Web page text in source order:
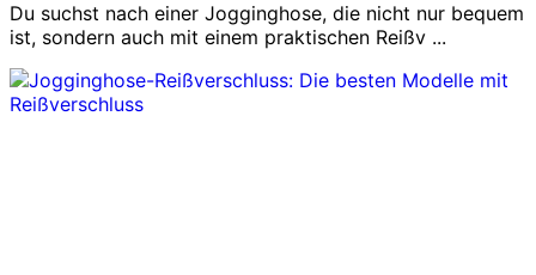
Du suchst nach einer Jogginghose, die nicht nur bequem
ist, sondern auch mit einem praktischen Reißv ...